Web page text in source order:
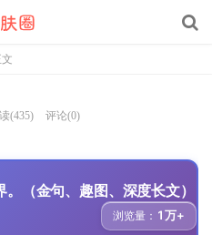
(435) 评论(0)
（金句、趣图、深度长文）
浏览量： 1万+